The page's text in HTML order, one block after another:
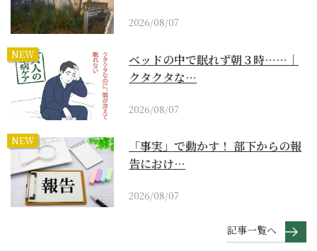
2026/08/07
NEW
ベッドの中で眠れず朝３時……｜
クタクタな…
2026/08/07
NEW
「事実」で動かす！ 部下からの報
告におけ…
2026/08/07
記事一覧へ